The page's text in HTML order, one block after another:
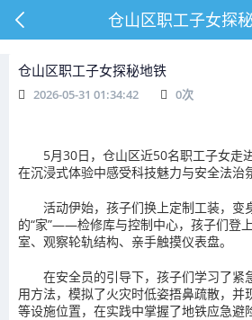
仓山区职工子女探
仓山区职工子女探秘地铁
2026-05-31 01:34:42 0次
5月30日，仓山区近50名职工子女走
在沉浸式体验中感受科技魅力与安全法治
活动伊始，孩子们换上定制工装，变
的“家”——检修库与控制中心，孩子们登
室、观察轮轨结构、亲手触摸仪表盘。
在安全员的引导下，孩子们学习了紧
用方法，模拟了火灾时低姿捂鼻疏散，并
等设施位置，在实践中掌握了地铁应急避